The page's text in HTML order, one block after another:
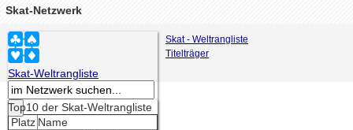
Skat-Netzwerk
Skat-Weltrangliste
Top10 der Skat-Weltrangliste
Platz Name
Skat - Weltrangliste
Titelträger